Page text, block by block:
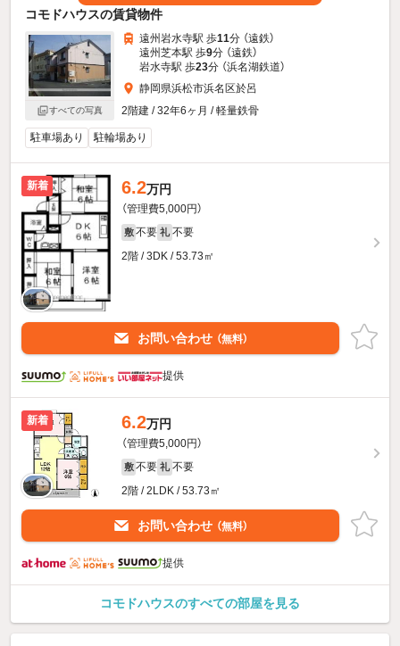
コモドハウスの賃貸物件
すべての写真
遠州岩水寺駅 歩11分 （遠鉄）
遠州芝本駅 歩9分 （遠鉄）
岩水寺駅 歩23分 （浜名湖鉄道）
静岡県浜松市浜名区於呂
2階建 / 32年6ヶ月 / 軽量鉄骨
駐車場あり 駐輪場あり
新着 6.2万円
（管理費5,000円）
敷 不要 礼 不要
2階 / 3DK / 53.73㎡
お問い合わせ （無料）
提供
新着 6.2万円
（管理費5,000円）
敷 不要 礼 不要
2階 / 2LDK / 53.73㎡
お問い合わせ （無料）
提供
コモドハウスのすべての部屋を見る